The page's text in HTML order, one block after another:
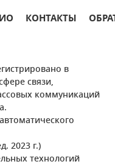
КОНТАКТЫ
в
связи,
коммуникаций
2023 г.)
технологий